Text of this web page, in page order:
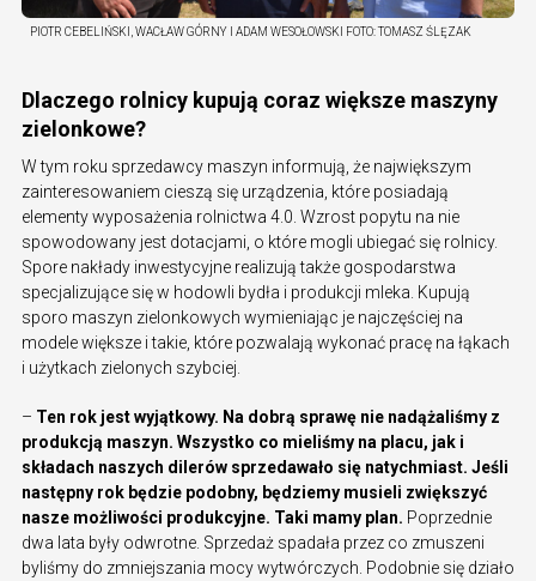
PIOTR CEBELIŃSKI, WACŁAW GÓRNY I ADAM WESOŁOWSKI FOTO:TOMASZ ŚLĘZAK
Dlaczego rolnicy kupują coraz większe maszyny
zielonkowe?
W tym roku sprzedawcy maszyn informują, że największym
zainteresowaniem cieszą się urządzenia, które posiadają
elementy wyposażenia rolnictwa 4.0. Wzrost popytu na nie
spowodowany jest dotacjami, o które mogli ubiegać się rolnicy.
Spore nakłady inwestycyjne realizują także gospodarstwa
specjalizujące się w hodowli bydła i produkcji mleka. Kupują
sporo maszyn zielonkowych wymieniając je najczęściej na
modele większe i takie, które pozwalają wykonać pracę na łąkach
i użytkach zielonych szybciej.
– Ten rok jest wyjątkowy. Na dobrą sprawę nie nadążaliśmy z
produkcją maszyn. Wszystko co mieliśmy na placu, jak i
składach naszych dilerów sprzedawało się natychmiast. Jeśli
następny rok będzie podobny, będziemy musieli zwiększyć
nasze możliwości produkcyjne. Taki mamy plan. Poprzednie
dwa lata były odwrotne. Sprzedaż spadała przez co zmuszeni
byliśmy do zmniejszania mocy wytwórczych. Podobnie się działo